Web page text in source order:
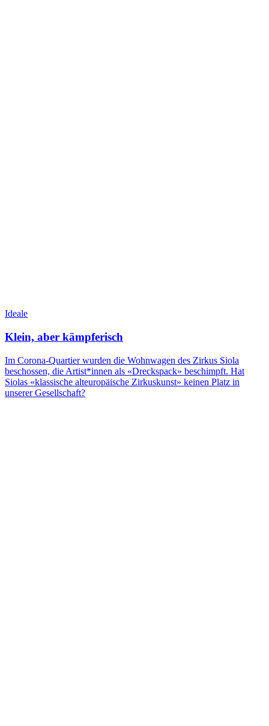
Ideale
Klein, aber kämpferisch
Im Corona-Quartier wurden die Wohnwagen des Zirkus Siola
beschossen, die Artist*innen als «Dreckspack» beschimpft. Hat
Siolas «klassische alteuropäische Zirkuskunst» keinen Platz in
unserer Gesellschaft?